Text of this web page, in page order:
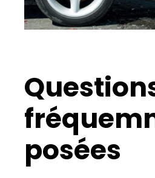
posées